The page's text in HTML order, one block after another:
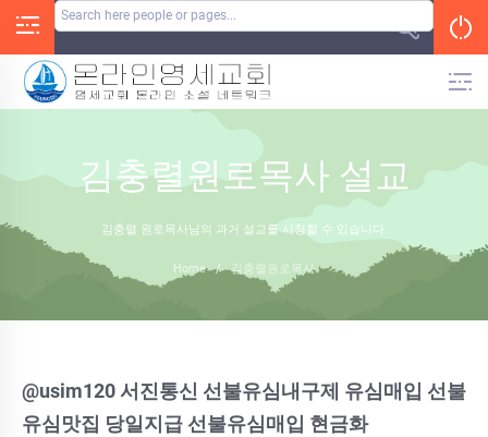
김충렬원로목사 설교
김충렬 원로목사님의 과거 설교를 시청할 수 있습니다.
Home / 김충렬원로목사
@usim120 서진통신 선불유심내구제 유심매입 선불
유심맛집 당일지급 선불유심매입 현금화